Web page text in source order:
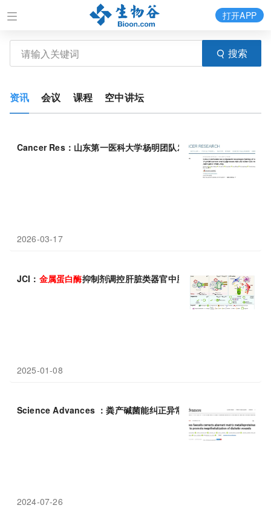
搜索
打开APP
资讯 会议 课程 空中讲坛
Cancer Res：山东第一医科大学杨明团队发现FOSL1通过超级增
2026-03-17
JCI： 金属蛋白酶抑制剂调控肝脏类器官中胆道祖细胞命运，开启
2025-01-08
Science Advances ：粪产碱菌能纠正异常基质金属蛋白酶表达
2024-07-26